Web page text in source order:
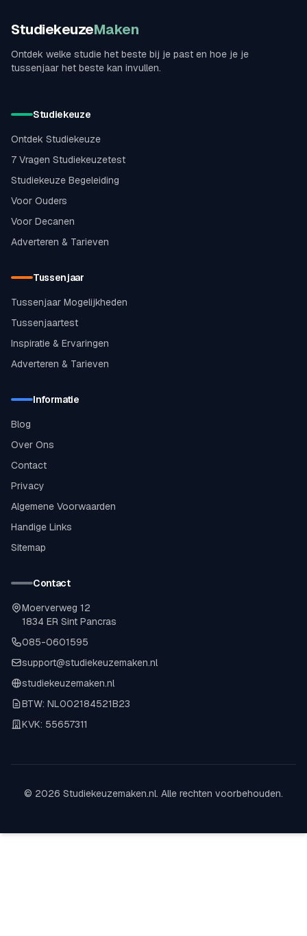
StudiekeuzeMaken
Ontdek welke studie het beste bij je past en hoe je je
tussenjaar het beste kan invullen.
Studiekeuze
Ontdek Studiekeuze
7 Vragen Studiekeuzetest
Studiekeuze Begeleiding
Voor Ouders
Voor Decanen
Adverteren & Tarieven
Tussenjaar
Tussenjaar Mogelijkheden
Tussenjaartest
Inspiratie & Ervaringen
Adverteren & Tarieven
Informatie
Blog
Over Ons
Contact
Privacy
Algemene Voorwaarden
Handige Links
Sitemap
Contact
Moerverweg 12
1834 ER Sint Pancras
085-0601595
support@studiekeuzemaken.nl
studiekeuzemaken.nl
BTW: NL002184521B23
KVK: 55657311
© 2026 Studiekeuzemaken.nl. Alle rechten voorbehouden.